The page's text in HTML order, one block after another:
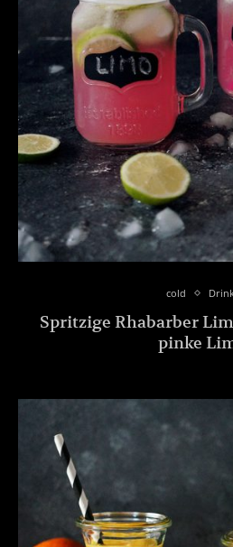
cold
Spritzige Rhabarber
pinke